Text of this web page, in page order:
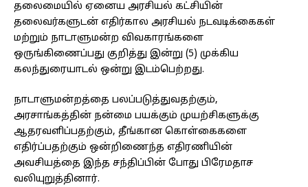
தலைமையில் ஏனைய அரசியல் கட்சியின்
தலைவர்களுடன் எதிர்கால அரசியல் நடவடிக்கைகள்
மற்றும் நாடாளுமன்ற விவகாரங்களை
ஒருங்கிணைப்பது குறித்து இன்று (5) முக்கிய
கலந்துரையாடல் ஒன்று இடம்பெற்றது.
நாடாளுமன்றத்தை பலப்படுத்துவதற்கும்,
அரசாங்கத்தின் நன்மை பயக்கும் முயற்சிகளுக்கு
ஆதரவளிப்பதற்கும், தீங்கான கொள்கைகளை
எதிர்ப்பதற்கும் ஒன்றிணைந்த எதிரணியின்
அவசியத்தை இந்த சந்திப்பின் போது பிரேமதாச
வலியுறுத்தினார்.